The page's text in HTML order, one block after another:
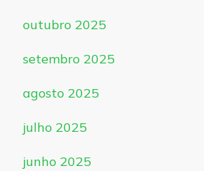
outubro 2025
setembro 2025
agosto 2025
julho 2025
junho 2025